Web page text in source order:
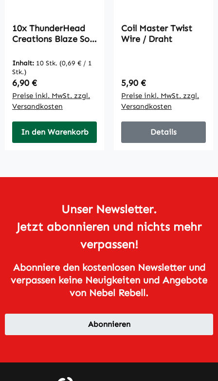
10x ThunderHead
Creations Blaze Solo
Fused Clapton 0.28
Ohm
Inhalt: 10 Stk. (0,69 € / 1
Stk.)
Regulärer Preis:
6,90 €
Preise inkl. MwSt. zzgl.
Versandkosten
In den Warenkorb
Coil Master Twist
Wire / Draht
Regulärer Preis:
5,90 €
Preise inkl. MwSt. zzgl.
Versandkosten
Details
Unser Newsletter.
Jetzt abonnieren und nichts mehr
verpassen!
Abonniere den kostenlosen Newsletter und
verpassen keine Neuigkeiten und Angebote
von Nebel Rebell.
Abonnieren